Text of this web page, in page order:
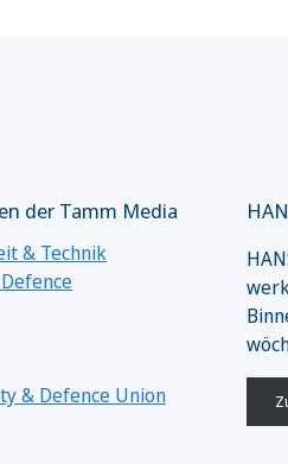
der Tamm Media
& Technik
& Defence Union